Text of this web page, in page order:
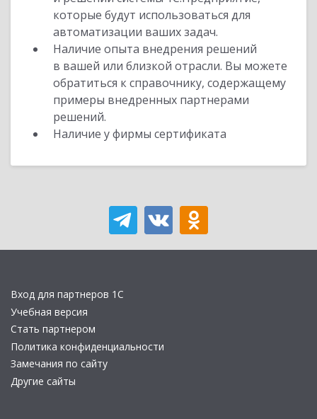
которые будут использоваться для
автоматизации ваших задач.
Наличие опыта внедрения решений
в вашей или близкой отрасли. Вы можете
обратиться к справочнику, содержащему
примеры внедренных партнерами
решений.
Наличие у фирмы сертификата
Вход для партнеров 1С
Учебная версия
Стать партнером
Политика конфиденциальности
Замечания по сайту
Другие сайты